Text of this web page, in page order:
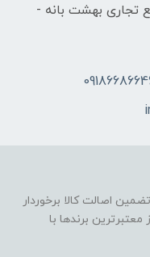
تجاری بهشت بانه -
اصالت کالا برخوردار
برندها با